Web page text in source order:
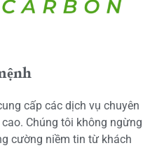
cấp các dịch vụ chuyên
Chúng tôi không ngừng
cường niềm tin từ khách